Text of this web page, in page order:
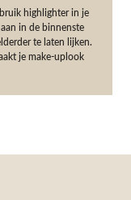
highlighter in je
in de binnenste
te laten lijken.
je make-uplook